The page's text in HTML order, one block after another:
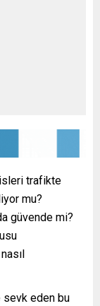
trafikte
mu?
güvende mi?
sevk eden bu